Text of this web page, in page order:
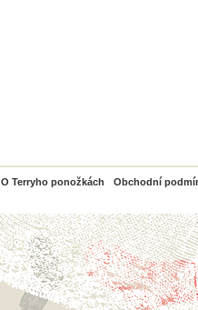
O Terryho ponožkách Obchodní
PayPal